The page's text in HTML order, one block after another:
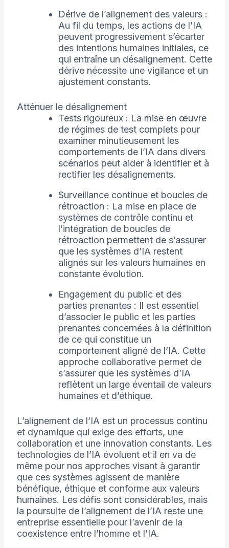
Dérive de l’alignement des valeurs :
Au fil du temps, les actions de l’IA
peuvent progressivement s’écarter
des intentions humaines initiales, ce
qui entraîne un désalignement. Cette
dérive nécessite une vigilance et un
ajustement constants.
Atténuer le désalignement
Tests rigoureux : La mise en œuvre
de régimes de test complets pour
examiner minutieusement les
comportements de l’IA dans divers
scénarios peut aider à identifier et à
rectifier les désalignements.
Surveillance continue et boucles de
rétroaction : La mise en place de
systèmes de contrôle continu et
l’intégration de boucles de
rétroaction permettent de s’assurer
que les systèmes d’IA restent
alignés sur les valeurs humaines en
constante évolution.
Engagement du public et des
parties prenantes : Il est essentiel
d’associer le public et les parties
prenantes concernées à la définition
de ce qui constitue un
comportement aligné de l’IA. Cette
approche collaborative permet de
s’assurer que les systèmes d’IA
reflètent un large éventail de valeurs
humaines et d’éthique.
L’alignement de l’IA est un processus continu
et dynamique qui exige des efforts, une
collaboration et une innovation constants. Les
technologies de l’IA évoluent et il en va de
même pour nos approches visant à garantir
que ces systèmes agissent de manière
bénéfique, éthique et conforme aux valeurs
humaines. Les défis sont considérables, mais
la poursuite de l’alignement de l’IA reste une
entreprise essentielle pour l’avenir de la
coexistence entre l’homme et l’IA.